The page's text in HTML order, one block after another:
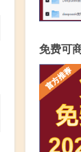
免费可